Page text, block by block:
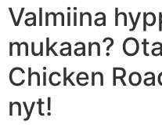
Valmiina
mukaan?
Chicken
nyt!